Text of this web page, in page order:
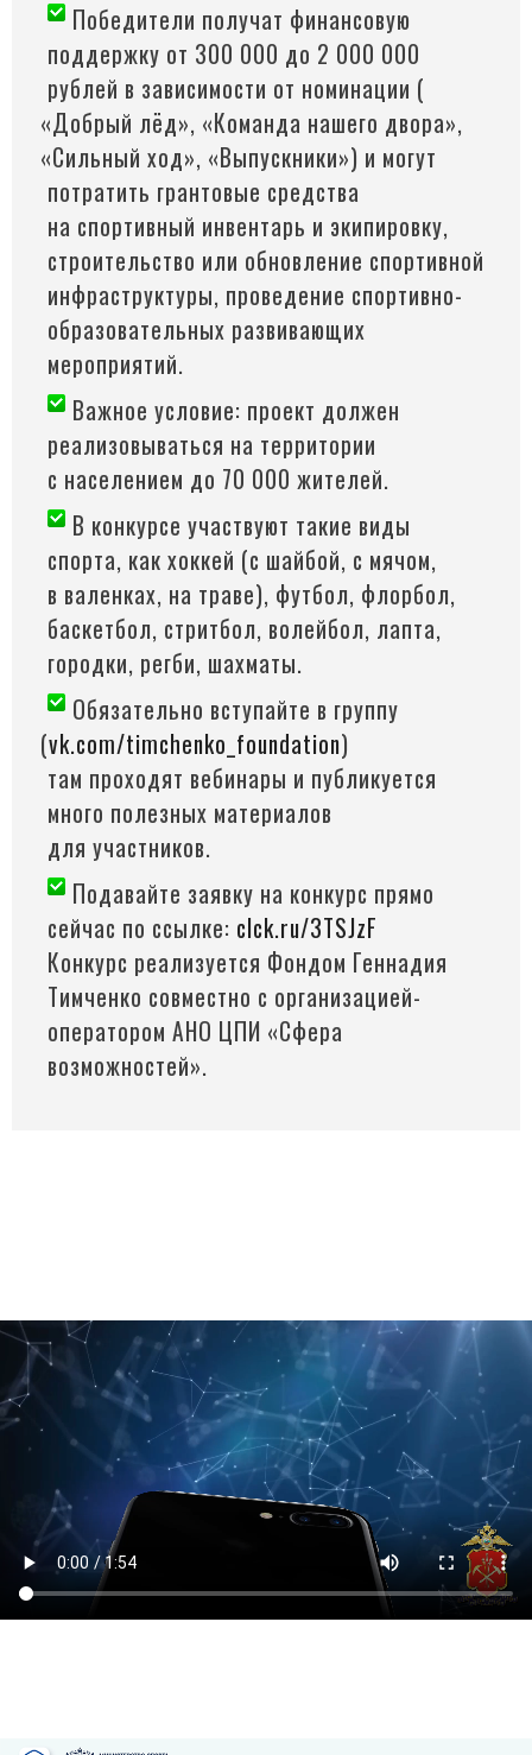
Победители получат финансовую
поддержку от 300 000 до 2 000 000
рублей в зависимости от номинации (
«Добрый лёд», «Команда нашего двора»,
«Сильный ход», «Выпускники») и могут
потратить грантовые средства
на спортивный инвентарь и экипировку,
строительство или обновление спортивной
инфраструктуры, проведение спортивно-
образовательных развивающих
мероприятий.
Важное условие: проект должен
реализовываться на территории
с населением до 70 000 жителей.
В конкурсе участвуют такие виды
спорта, как хоккей (с шайбой, с мячом,
в валенках, на траве), футбол, флорбол,
баскетбол, стритбол, волейбол, лапта,
городки, регби, шахматы.
Обязательно вступайте в группу
(vk.com/timchenko_foundation)
там проходят вебинары и публикуется
много полезных материалов
для участников.
Подавайте заявку на конкурс прямо
сейчас по ссылке: clck.ru/3TSJzF
Конкурс реализуется Фондом Геннадия
Тимченко совместно с организацией-
оператором АНО ЦПИ «Сфера
возможностей».